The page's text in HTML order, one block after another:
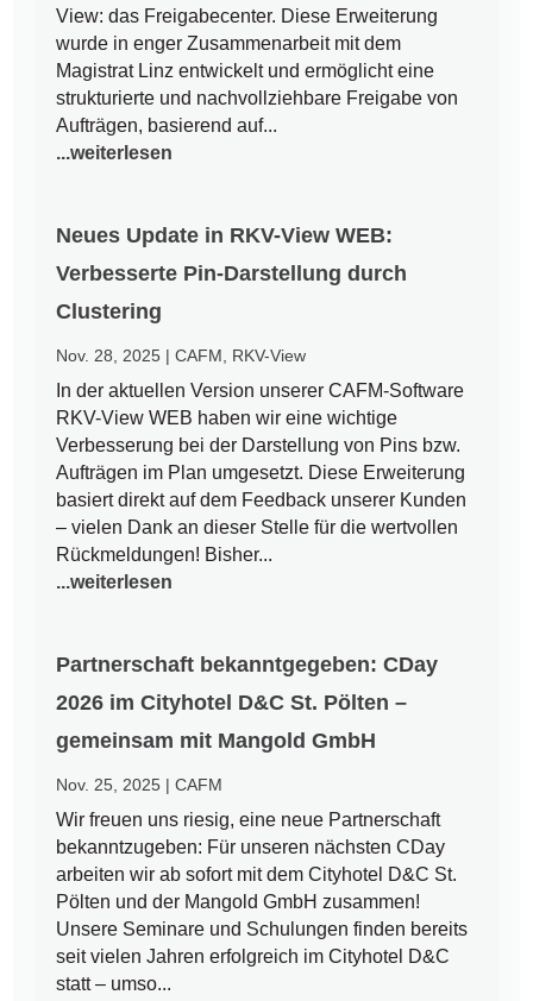
View: das Freigabecenter. Diese Erweiterung
wurde in enger Zusammenarbeit mit dem
Magistrat Linz entwickelt und ermöglicht eine
strukturierte und nachvollziehbare Freigabe von
Aufträgen, basierend auf...
...weiterlesen
Neues Update in RKV-View WEB:
Verbesserte Pin-Darstellung durch
Clustering
Nov. 28, 2025 |CAFM RKV-View
In der aktuellen Version unserer CAFM-Software
RKV-View WEB haben wir eine wichtige
Verbesserung bei der Darstellung von Pins bzw.
Aufträgen im Plan umgesetzt. Diese Erweiterung
basiert direkt auf dem Feedback unserer Kunden
– vielen Dank an dieser Stelle für die wertvollen
Rückmeldungen! Bisher...
...weiterlesen
Partnerschaft bekanntgegeben: CDay
2026 im Cityhotel D&C St. Pölten –
gemeinsam mit Mangold GmbH
Nov. 25, 2025 |CAFM
Wir freuen uns riesig, eine neue Partnerschaft
bekanntzugeben: Für unseren nächsten CDay
arbeiten wir ab sofort mit dem Cityhotel D&C St.
Pölten und der Mangold GmbH zusammen!
Unsere Seminare und Schulungen finden bereits
seit vielen Jahren erfolgreich im Cityhotel D&C
statt – umso...